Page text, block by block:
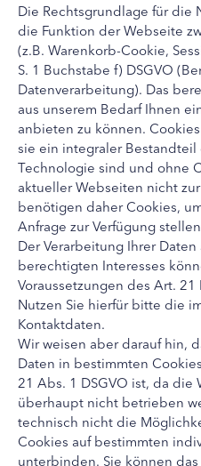
Die Rechtsgrundlage für die
die Funktion der Webseite
(z.B. Warenkorb-Cookie,
S. 1 Buchstabe f) DSGVO
Datenverarbeitung). Das
aus unserem Bedarf Ihnen
anbieten zu können.
sie ein integraler
Technologie sind und ohne
aktueller Webseiten nicht
benötigen daher Cookies,
Anfrage zur Verfügung
Der Verarbeitung Ihrer
berechtigten Interesses
Voraussetzungen des Art.
Nutzen Sie hierfür bitte die
Kontaktdaten.
Wir weisen aber darauf hin,
Daten in bestimmten
21 Abs. 1 DSGVO ist, da die
überhaupt nicht betrieben
technisch nicht die
Cookies auf bestimmten
unterbinden. Sie können